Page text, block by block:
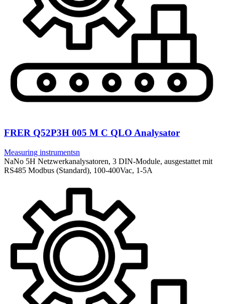
FRER Q52P3H 005 M C QLO Analysator
Measuring instrumentsn
NaNo 5H Netzwerkanalysatoren, 3 DIN-Module, ausgestattet mit
RS485 Modbus (Standard), 100-400Vac, 1-5A